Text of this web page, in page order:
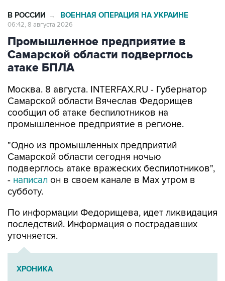
Промышленное предприятие в
Самарской области подверглось
атаке БПЛА
Москва. 8 августа. INTERFAX.RU - Губернатор
сообщил об атаке беспилотников на
промышленное предприятие в регионе.
"Одно из промышленных предприятий
подверглось атаке вражеских беспилотников",
-написалон в своем канале в Max утром в
субботу.
По информации Федорищева, идет ликвидация
уточняется.
ХРОНИКА
Военная операция на Украине